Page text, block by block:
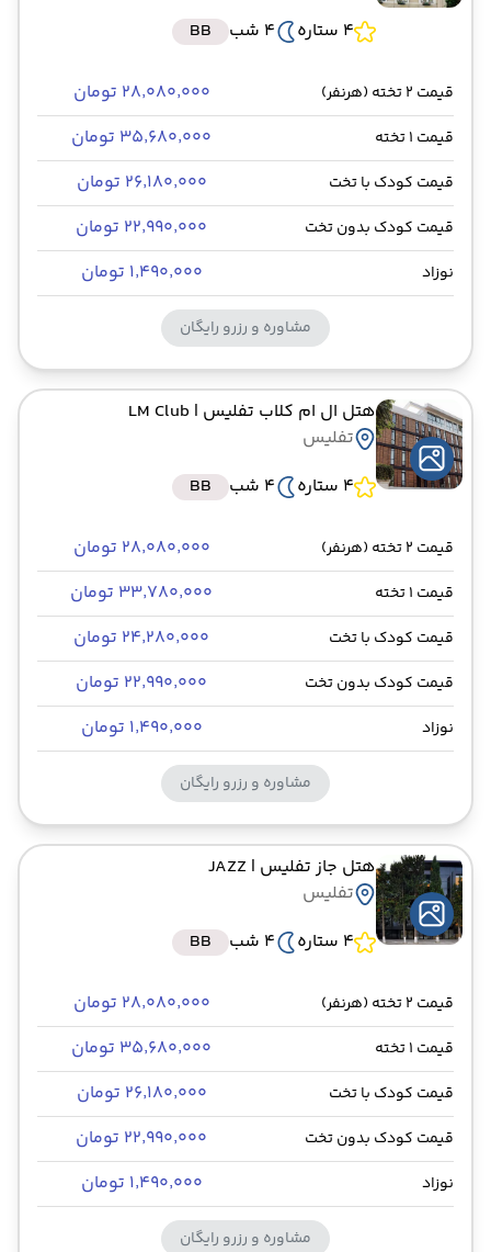
4 ستاره
4 شب BB
قیمت 2 تخته (هرنفر) ۲۸٬۰۸۰٬۰۰۰ تومان
قیمت 1 تخته ۳۵٬۶۸۰٬۰۰۰ تومان
قیمت کودک با تخت ۲۶٬۱۸۰٬۰۰۰ تومان
قیمت کودک بدون تخت ۲۲٬۹۹۰٬۰۰۰ تومان
نوزاد ۱٬۴۹۰٬۰۰۰ تومان
مشاوره و رزرو رایگان
هتل ال ام کلاب تفلیس | LM Club
تفلیس
4 ستاره
4 شب BB
قیمت 2 تخته (هرنفر) ۲۸٬۰۸۰٬۰۰۰ تومان
قیمت 1 تخته ۳۳٬۷۸۰٬۰۰۰ تومان
قیمت کودک با تخت ۲۴٬۲۸۰٬۰۰۰ تومان
قیمت کودک بدون تخت ۲۲٬۹۹۰٬۰۰۰ تومان
نوزاد ۱٬۴۹۰٬۰۰۰ تومان
مشاوره و رزرو رایگان
هتل جاز تفلیس | JAZZ
تفلیس
4 ستاره
4 شب BB
قیمت 2 تخته (هرنفر) ۲۸٬۰۸۰٬۰۰۰ تومان
قیمت 1 تخته ۳۵٬۶۸۰٬۰۰۰ تومان
قیمت کودک با تخت ۲۶٬۱۸۰٬۰۰۰ تومان
قیمت کودک بدون تخت ۲۲٬۹۹۰٬۰۰۰ تومان
نوزاد ۱٬۴۹۰٬۰۰۰ تومان
مشاوره و رزرو رایگان